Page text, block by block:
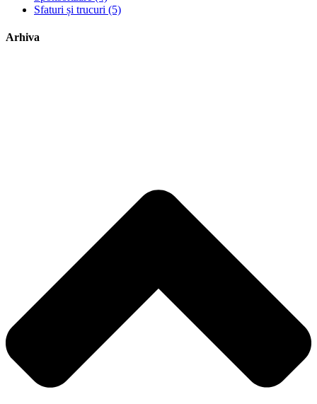
Sfaturi și trucuri (5)
Arhiva